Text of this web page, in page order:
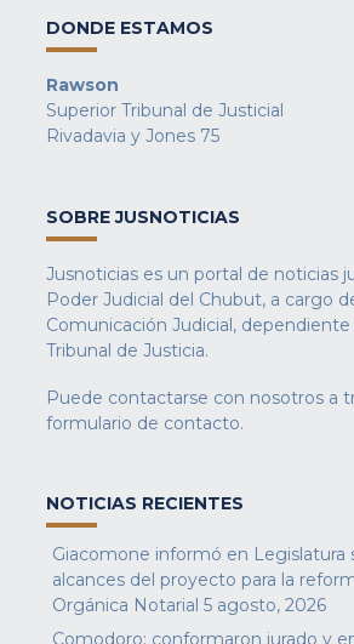
DONDE ESTAMOS
Rawson
Superior Tribunal de Justicial
Rivadavia y Jones 75
SOBRE JUSNOTICIAS
Jusnoticias es un portal de noticias
Poder Judicial del Chubut, a cargo
Comunicación Judicial,
Tribunal de Justicia.
Puede contactarse con nosotros a
formulario de contacto.
NOTICIAS RECIENTES
Giacomone informó en Legislatura
alcances del proyecto para la
Orgánica Notarial 5 agosto, 2026
Comodoro: conformaron jurado y